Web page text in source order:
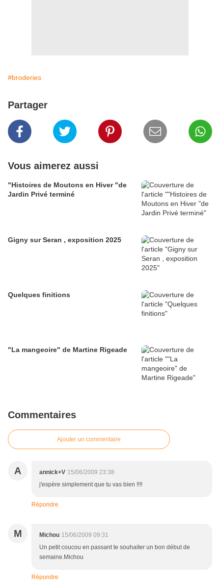
#broderies
Partager
Vous aimerez aussi
"Histoires de Moutons en Hiver "de
Jardin Privé terminé
Gigny sur Seran , exposition 2025
Quelques finitions
"La mangeoire" de Martine Rigeade
Commentaires
Ajouter un commentaire
A annick+V 15/06/2009 23:38
j'espère simplement que tu vas bien !!!!
Répondre
M Michou 15/06/2009 09:31
Un petit coucou en passant te souhaiter un bon début de
semaine.Michou
Répondre